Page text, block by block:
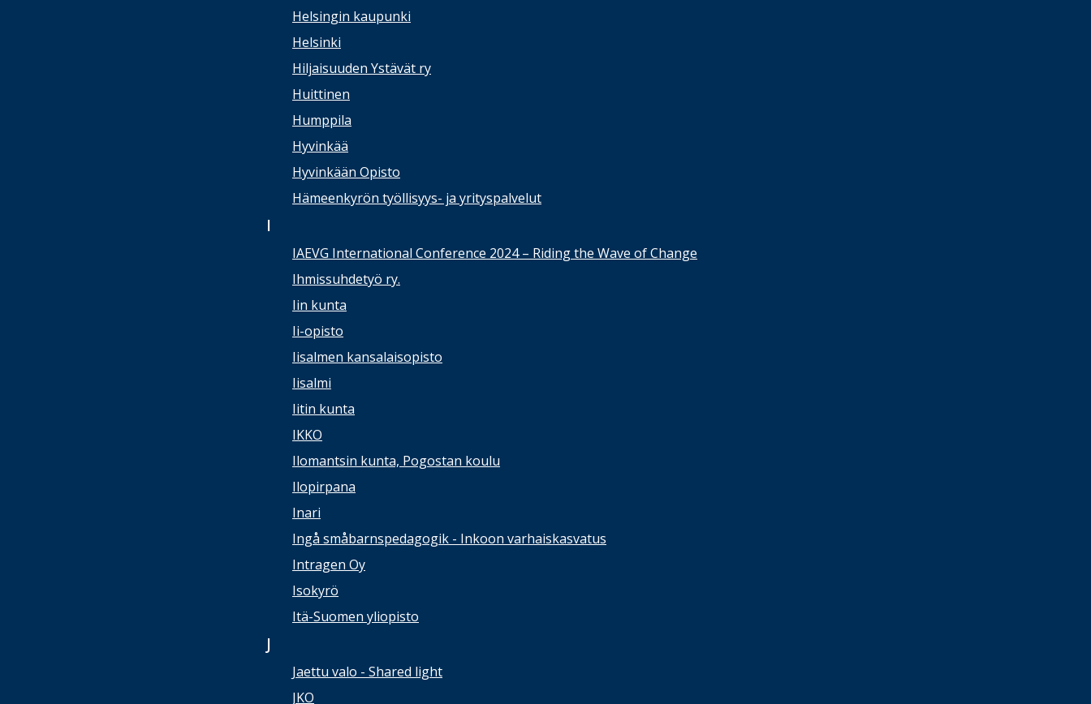
Helsingin kaupunki
Helsinki
Hiljaisuuden Ystävät ry
Huittinen
Humppila
Hyvinkää
Hyvinkään Opisto
Hämeenkyrön työllisyys- ja yrityspalvelut
I
IAEVG International Conference 2024 – Riding the Wave of Change
Ihmissuhdetyö ry.
Iin kunta
Ii-opisto
Iisalmen kansalaisopisto
Iisalmi
Iitin kunta
IKKO
Ilomantsin kunta, Pogostan koulu
Ilopirpana
Inari
Ingå småbarnspedagogik - Inkoon varhaiskasvatus
Intragen Oy
Isokyrö
Itä-Suomen yliopisto
J
Jaettu valo - Shared light
JKO